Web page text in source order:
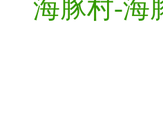
海豚村-海